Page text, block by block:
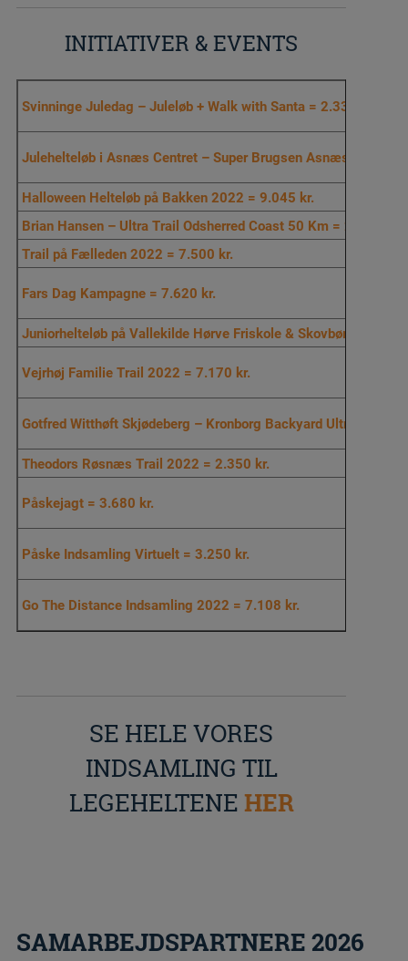
INITIATIVER & EVENTS
Svinninge Juledag – Juleløb + Walk with Santa = 2.330 kr.
Julehelteløb i Asnæs Centret – Super Brugsen Asnæs = 3.925
Halloween Helteløb på Bakken 2022 = 9.045 kr.
Brian Hansen – Ultra Trail Odsherred Coast 50 Km = 2.872 kr.
Trail på Fælleden 2022 = 7.500 kr.
Fars Dag Kampagne = 7.620 kr.
Juniorhelteløb på Vallekilde Hørve Friskole & Skovbørnehave
Vejrhøj Familie Trail 2022 = 7.170 kr.
Gotfred Witthøft Skjødeberg – Kronborg Backyard Ultra =
Theodors Røsnæs Trail 2022 = 2.350 kr.
Påskejagt = 3.680 kr.
Påske Indsamling Virtuelt = 3.250 kr.
Go The Distance Indsamling 2022 = 7.108 kr.
SE HELE VORES
INDSAMLING TIL
LEGEHELTENE HER
SAMARBEJDSPARTNERE 2026